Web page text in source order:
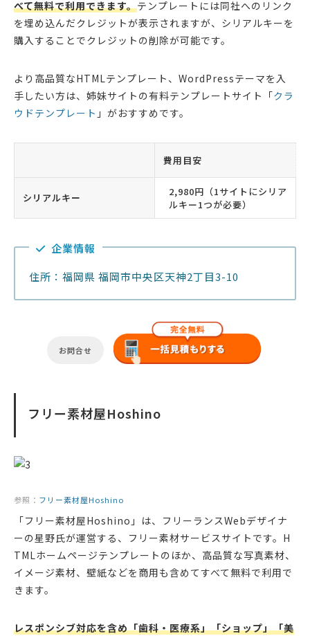
べて無料で利用できます。テンプレートには同社へのリンク
を埋め込んだクレジットが表示されますが、シリアルキーを
購入することでクレジットの削除が可能です。
より高品質なHTMLテンプレート、WordPressテーマを入
手したい方は、姉妹サイトの有料テンプレートサイト「クラ
ウドテンプレート 」がおすすめです。
費用目安
シリアルキー
2,980円（1サイトにシリア
ルキー1つが必要）
企業情報
住所：福岡県 福岡市中央区天神2丁目3-10
お問合せ
フリー素材屋Hoshino
参照： フリー素材屋Hoshino
「フリー素材屋Hoshino」は、フリーランスWebデザイナ
ーの星野氏が運営する、フリー素材サービスサイトです。H
TMLホームページテンプレートのほか、高品質な写真素材、
イメージ素材、壁紙などを商用も含めてすべて無料で利用で
きます。
レスポンシブ対応を含め「歯科・医療系」「ショップ」「美